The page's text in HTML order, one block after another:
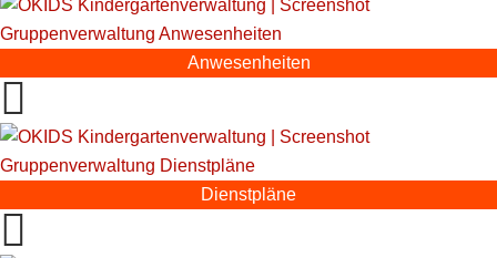
Anwesenheiten
Dienstpläne